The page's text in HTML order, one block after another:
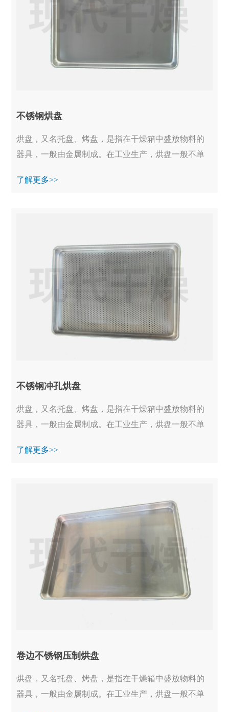
不锈钢烘盘
烘盘，又名托盘、烤盘，是指在干燥箱中盛放物料的
器具，一般由金属制成。在工业生产，烘盘一般不单
作...
了解更多>>
不锈钢冲孔烘盘
烘盘，又名托盘、烤盘，是指在干燥箱中盛放物料的
器具，一般由金属制成。在工业生产，烘盘一般不单
作...
了解更多>>
卷边不锈钢压制烘盘
烘盘，又名托盘、烤盘，是指在干燥箱中盛放物料的
器具，一般由金属制成。在工业生产，烘盘一般不单